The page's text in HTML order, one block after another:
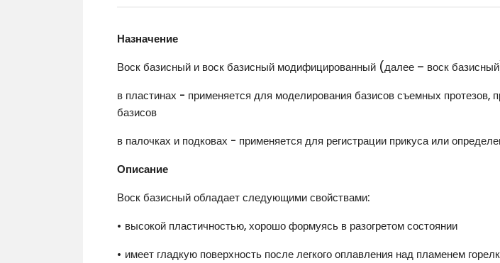
Назначение
Воск базисный и воск базисный модифицированный (далее – воск
в пластинах - применяется для моделирования базисов съемных
базисов
в палочках и подковах - применяется для регистрации прикуса или
Описание
Воск базисный обладает следующими свойствами:
• высокой пластичностью, хорошо формуясь в разогретом состоянии
• имеет гладкую поверхность после легкого оплавления над пламенем